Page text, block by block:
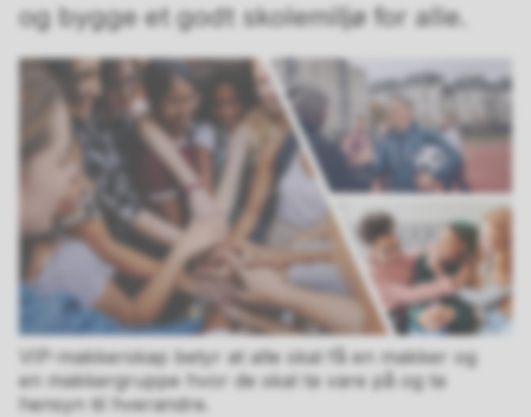
og bygge et godt skolemiljø for alle.
VIP-makkerskap betyr at alle skal få en makker og
en makkergruppe hvor de skal ta vare på og ta
hensyn til hverandre.